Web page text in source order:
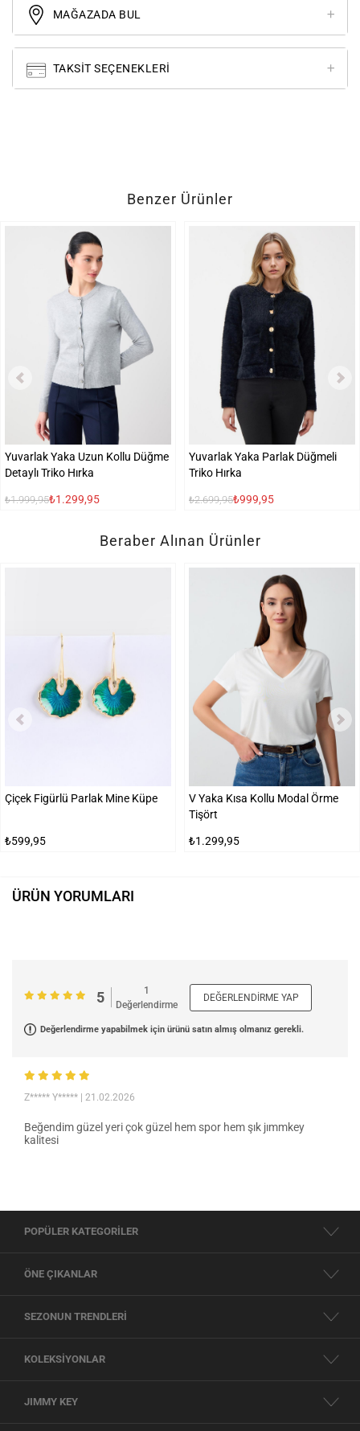
MAĞAZADA BUL
TAKSIT SEÇENEKLERI
Benzer Ürünler
Yuvarlak Yaka Uzun Kollu Düğme
Detaylı Triko Hırka
₺1.999,95₺1.299,95
Yuvarlak Yaka Parlak Düğmeli
Triko Hırka
₺2.699,95₺999,95
Beraber Alınan Ürünler
Çiçek Figürlü Parlak Mine Küpe
₺599,95
V Yaka Kısa Kollu Modal Örme
Tişört
₺1.299,95
ÜRÜN YORUMLARI
5
1
Değerlendirme
DEĞERLENDIRME YAP
Değerlendirme yapabilmek için ürünü satın almış olmanız gerekli.
Z***** Y***** | 21.02.2026
Beğendim güzel yeri çok güzel hem spor hem şık jımmkey
kalitesi
POPÜLER KATEGORİLER
ÖNE ÇIKANLAR
SEZONUN TRENDLERİ
KOLEKSİYONLAR
JIMMY KEY